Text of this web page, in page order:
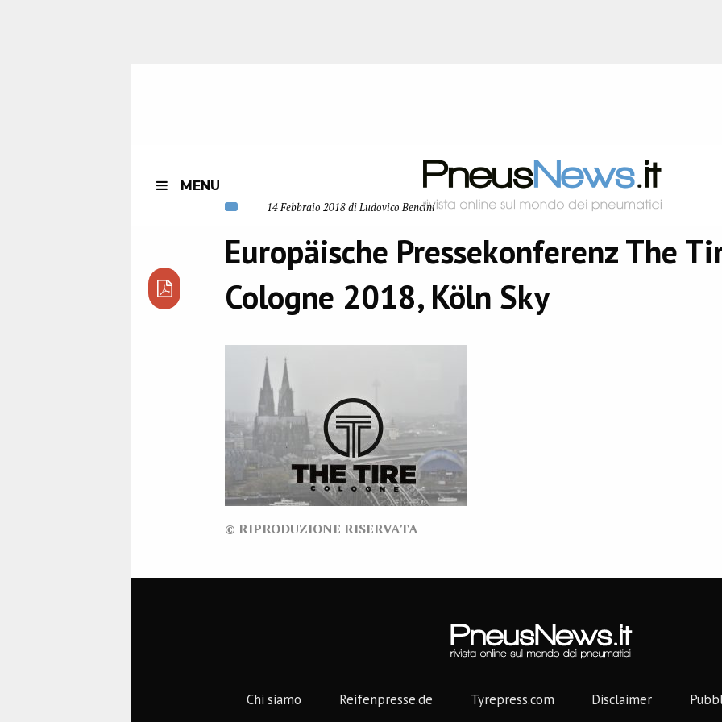
MENU
14 Febbraio 2018 di Ludovico Bencini
Europäische Pressekonferenz The
Cologne 2018, Köln Sky
© RIPRODUZIONE RISERVATA
Chi siamo Reifenpresse.de Tyrepress.com Disclaimer